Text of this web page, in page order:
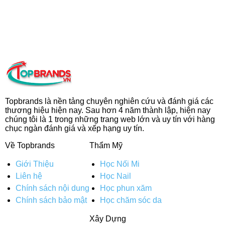
Topbrands là nền tảng chuyên nghiên cứu và đánh giá các
thương hiệu hiện nay. Sau hơn 4 năm thành lập, hiện nay
chúng tôi là 1 trong những trang web lớn và uy tín với hàng
chục ngàn đánh giá và xếp hạng uy tín.
Về Topbrands
Giới Thiệu
Liên hệ
Chính sách nội dung
Chính sách bảo mật
Thẩm Mỹ
Học Nối Mi
Học Nail
Học phun xăm
Học chăm sóc da
Xây Dựng